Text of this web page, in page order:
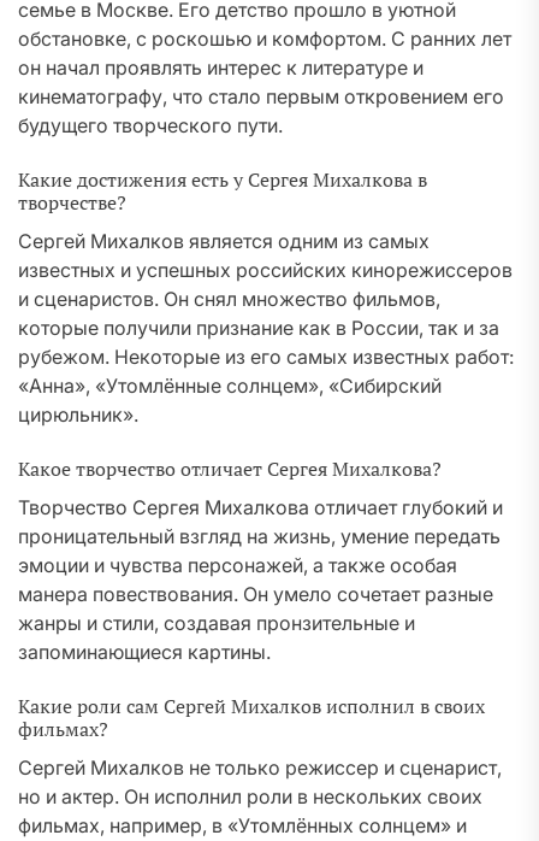
семье в Москве. Его детство прошло в уютной
обстановке, с роскошью и комфортом. С ранних лет
он начал проявлять интерес к литературе и
кинематографу, что стало первым откровением его
будущего творческого пути.
Какие достижения есть у Сергея Михалкова в
творчестве?
Сергей Михалков является одним из самых
известных и успешных российских кинорежиссеров
и сценаристов. Он снял множество фильмов,
которые получили признание как в России, так и за
рубежом. Некоторые из его самых известных работ:
«Анна», «Утомлённые солнцем», «Сибирский
цирюльник».
Какое творчество отличает Сергея Михалкова?
Творчество Сергея Михалкова отличает глубокий и
проницательный взгляд на жизнь, умение передать
эмоции и чувства персонажей, а также особая
манера повествования. Он умело сочетает разные
жанры и стили, создавая пронзительные и
запоминающиеся картины.
Какие роли сам Сергей Михалков исполнил в своих
фильмах?
Сергей Михалков не только режиссер и сценарист,
но и актер. Он исполнил роли в нескольких своих
фильмах, например, в «Утомлённых солнцем» и